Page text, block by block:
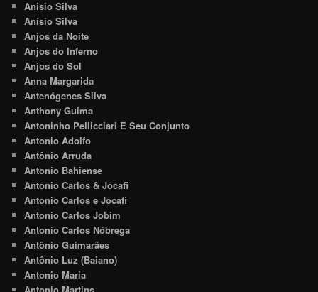
Anisio Silva
Anísio Silva
Anjos da Noite
Anjos do Inferno
Anjos do Sol
Anna Margarida
Antenógenes Silva
Anthony Guima
Antoninho Pellicciari E Seu Conjunto
Antonio Adolfo
Antônio Arruda
Antonio Bahiense
Antonio Carlos & Jocafi
Antonio Carlos e Jocafi
Antonio Carlos Jobim
Antonio Carlos Nóbrega
Antônio Guimarães
Antônio Luz (Baiano)
Antonio Maria
Antonio Martins